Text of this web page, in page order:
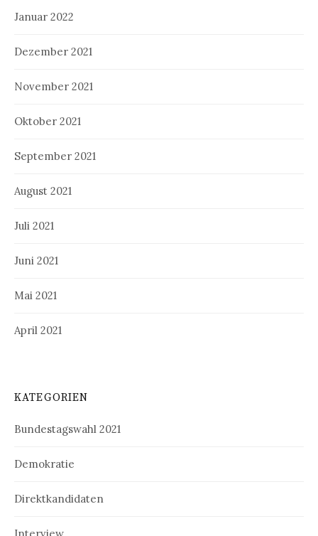
Januar 2022
Dezember 2021
November 2021
Oktober 2021
September 2021
August 2021
Juli 2021
Juni 2021
Mai 2021
April 2021
KATEGORIEN
Bundestagswahl 2021
Demokratie
Direktkandidaten